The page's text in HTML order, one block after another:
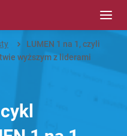
LUMEN 1 na 1, czyli
wyższym z liderami